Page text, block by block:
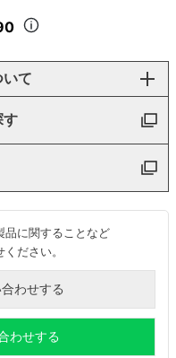
いて
す
品に関することなど
ださい。
わせする
わせする